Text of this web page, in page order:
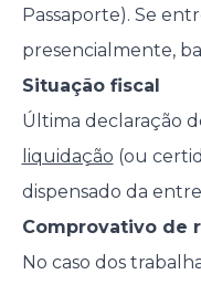
Passaporte). Se
presencialmente,
Situação fiscal
Última declaração
liquidação (ou
dispensado da
Comprovativo de
No caso dos